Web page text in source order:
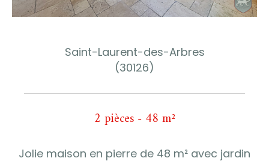
Saint-Laurent-des-Arbres
(30126)
2 pièces - 48 m²
Jolie maison en pierre de 48 m² avec jardin